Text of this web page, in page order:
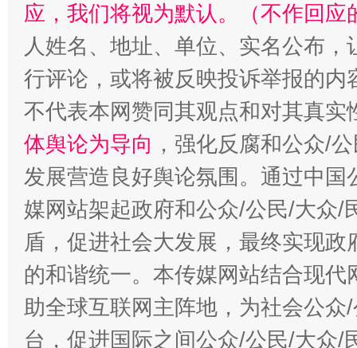
“蜀中异人”王建安的艺术幻境
应，我们将视为默认。（不作回应
人姓名、地址、单位、实名公布
行评论，或将被反映投诉举报的
不代表本网赞同其观点和对其真实
体舆论为导向 ，强化反腐和公众/
发展营造良好舆论氛围。通过中
媒网站架起政府和公众/公民/大众/
盾，促进社会大发展，最终实现
的和谐统一。本传媒网站结合现
助全球互联网主阵地，为社会公
台，促进国际之间公众/公民/大众/